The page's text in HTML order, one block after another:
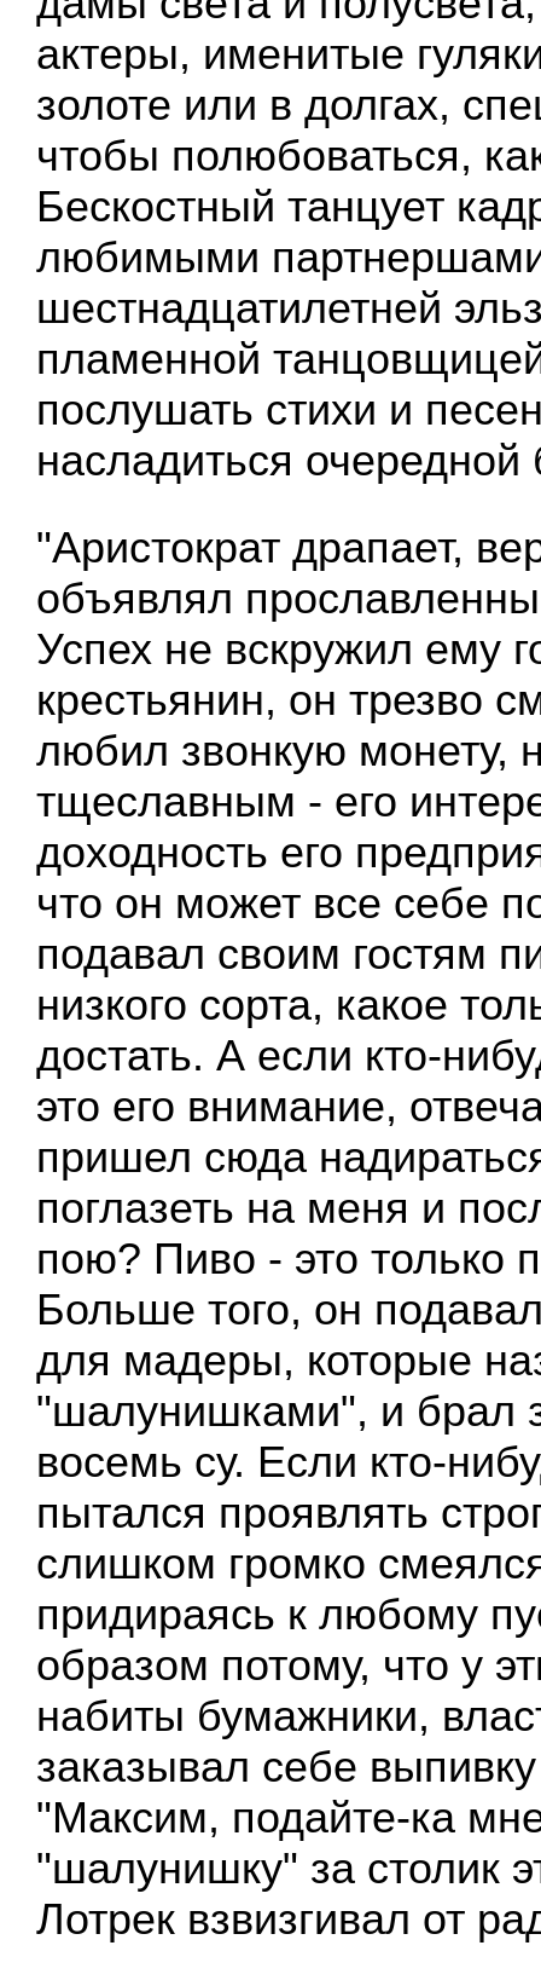
актеры, именитые
золоте или в долгах,
чтобы полюбоваться,
Бескостный танцует
любимыми
шестнадцатилетней
пламенной
послушать стихи и
насладиться
"Аристократ драпает,
объявлял
Успех не вскружил ему
крестьянин, он трезво
любил звонкую монету,
тщеславным - его
доходность его
что он может все себе
подавал своим гостям
низкого сорта, какое
достать. А если кто-
это его внимание,
пришел сюда
поглазеть на меня и
пою? Пиво - это только
Больше того, он
для мадеры, которые
"шалунишками", и брал
восемь су. Если кто-
пытался проявлять
слишком громко
придираясь к любому
образом потому, что у
набиты бумажники,
заказывал себе
"Максим, подайте-ка
"шалунишку" за столик
Лотрек взвизгивал от